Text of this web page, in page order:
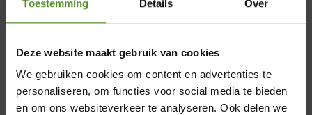
Toestemming Details Over
Deze website maakt gebruik van cookies
We gebruiken cookies om content en advertenties te
personaliseren, om functies voor social media te bieden
en om ons websiteverkeer te analyseren. Ook delen we
Twijfelaar Toppers Gallery
€0,00